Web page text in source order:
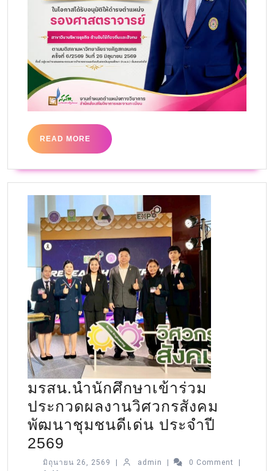
READ MORE
มรสน.นำนักศึกษาเข้าร่วม
ประกวดผลงานวิศวกรสังคม
พัฒนาชุมชนดีเด่น ประจำปี
2569
มิถุนายน 26, 2569 admin 0 Comment